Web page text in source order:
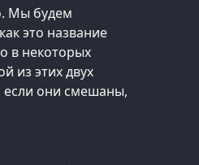
Мы будем
это название
в некоторых
из этих двух
они смешаны,